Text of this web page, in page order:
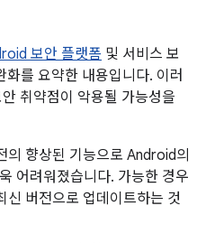
보안 플랫폼 및 서비스 보
를 요약한 내용입니다. 이러
취약점이 악용될 가능성을
향상된 기능으로 Android의
어려워졌습니다. 가능한 경우
버전으로 업데이트하는 것